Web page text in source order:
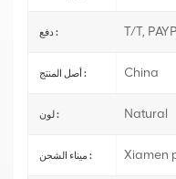
دفع : T/T,
أصل المنتج : China
لون : Natural
ميناء الشحن : Xiamen